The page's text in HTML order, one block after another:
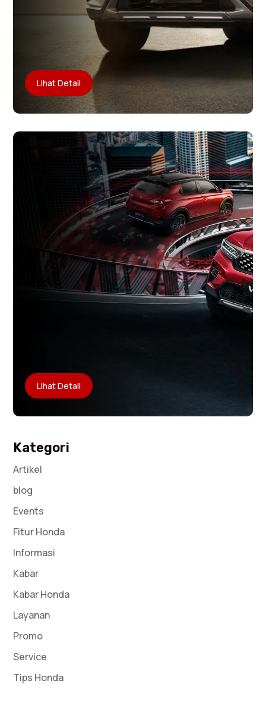
Lihat Detail
Lihat Detail
Kategori
Artikel
blog
Events
Fitur Honda
Informasi
Kabar
Kabar Honda
Layanan
Promo
Service
Tips Honda